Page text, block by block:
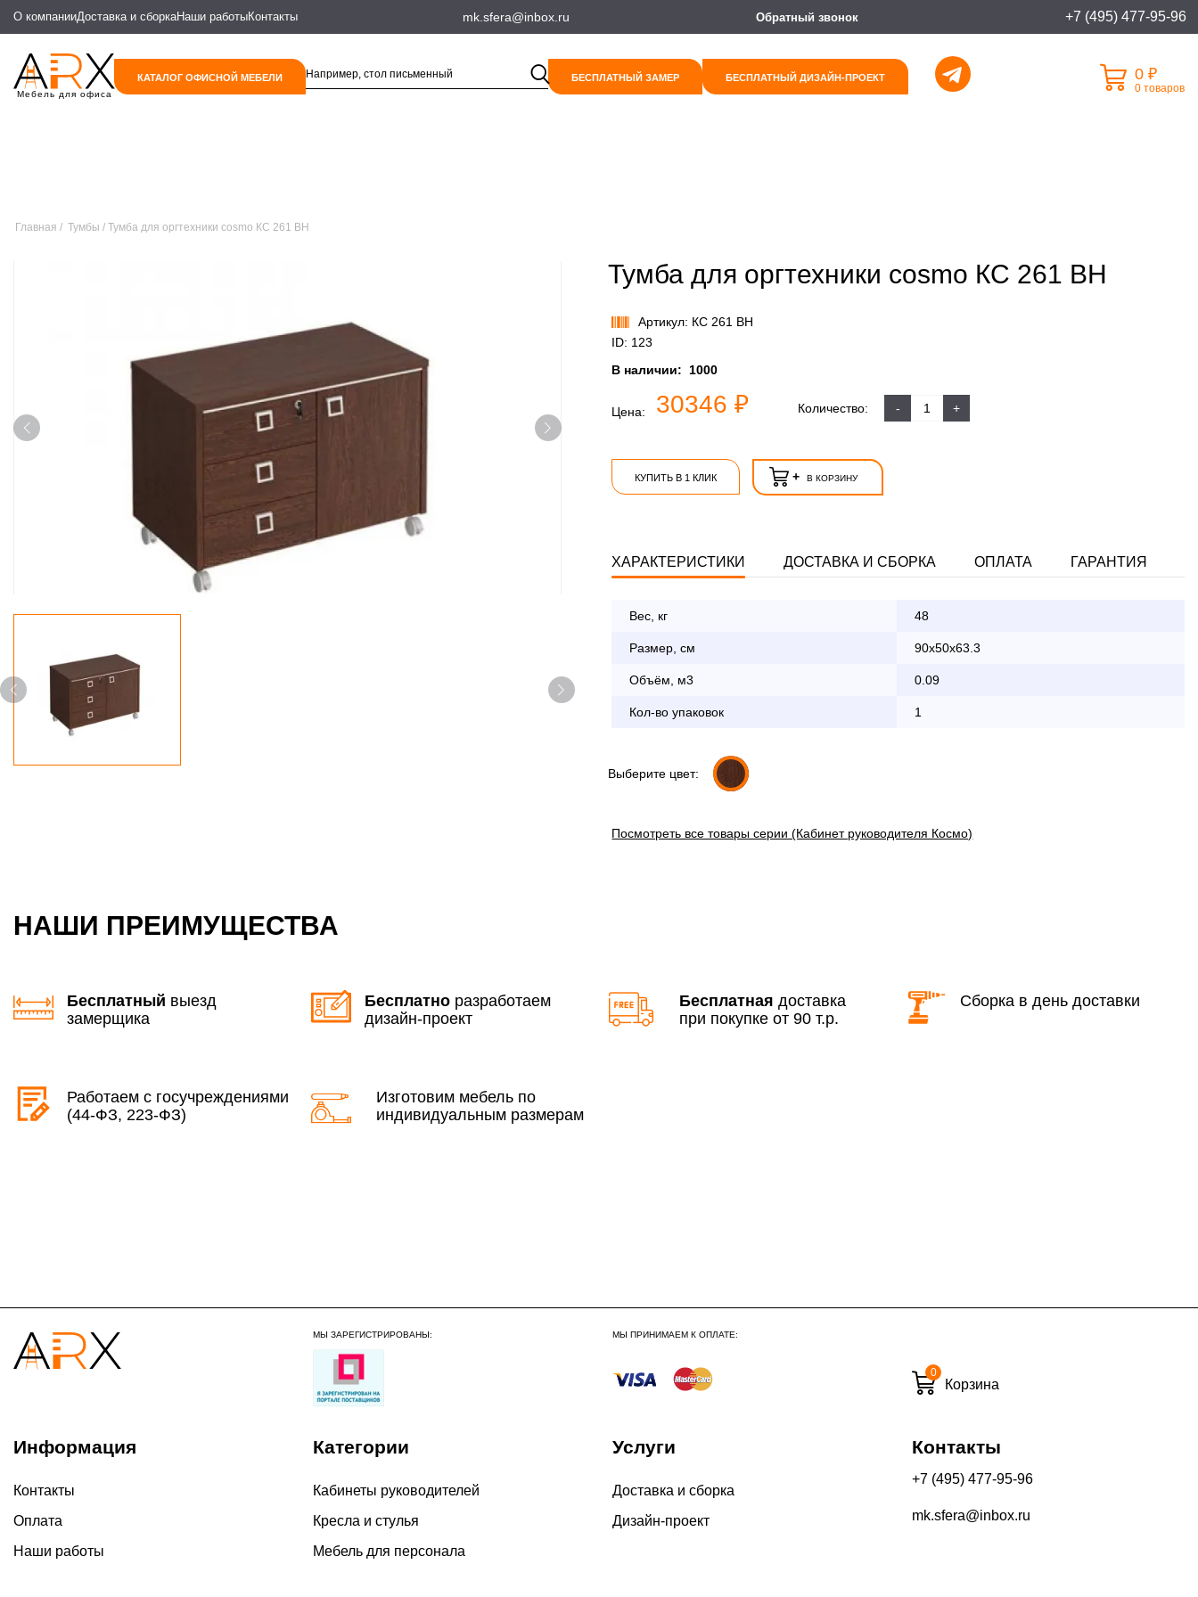
О компанииДоставка и сборкаНаши работыКонтакты mk.sfera@inbox.ru Обратный звонок +7 (495) 477-95-96
Мебель для офиса
КАТАЛОГ ОФИСНОЙ МЕБЕЛИ БЕСПЛАТНЫЙ ЗАМЕР БЕСПЛАТНЫЙ ДИЗАЙН-ПРОЕКТ 0 ₽
0 товаров
Главная Тумбы Тумба для оргтехники cosmo КС 261 ВН
Тумба для оргтехники cosmo КС 261 ВН
Артикул: КС 261 ВН
ID: 123
В наличии:
1000
Цена: 30346 ₽ Количество: - +
КУПИТЬ В 1 КЛИК + В КОРЗИНУ
ХАРАКТЕРИСТИКИ ДОСТАВКА И СБОРКА ОПЛАТА ГАРАНТИЯ
Вес, кг 48
Размер, см 90x50x63.3
Объём, м3 0.09
Кол-во упаковок 1
По Москве в пределах МКАД осуществляется в будние дни
Свыше 90 000 руб.
По Москве в пределах МКАД в выходные и вечернее время
Сборка по Московской области при заказе:
По Москве
Оплата заказа банковской картой
Выберите цвет:
Посмотреть все товары серии (Кабинет руководителя Космо)
НАШИ ПРЕИМУЩЕСТВА
Бесплатный выезд
замерщика
Бесплатно разработаем
дизайн-проект
Бесплатная доставка
при покупке от 90 т.р.
Сборка в день доставки
Работаем с госучреждениями
(44-ФЗ, 223-ФЗ)
Изготовим мебель по
индивидуальным размерам
МЫ ЗАРЕГИСТРИРОВАНЫ: МЫ ПРИНИМАЕМ К ОПЛАТЕ:
0
Корзина
Информация
Контакты
Оплата
Наши работы
Категории
Кабинеты руководителей
Кресла и стулья
Мебель для персонала
Услуги
Доставка и сборка
Дизайн-проект
Контакты
+7 (495) 477-95-96
mk.sfera@inbox.ru